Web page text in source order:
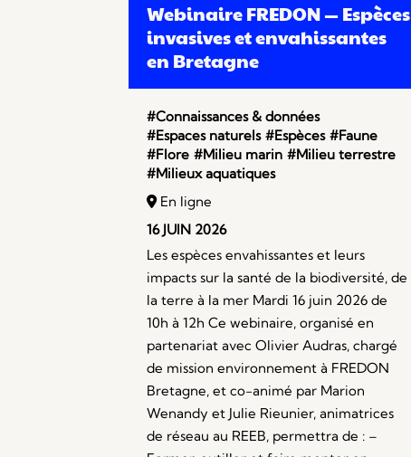
Webinaire FREDON — Espèces
invasives et envahissantes
en Bretagne
#Connaissances & données
#Espaces naturels #Espèces #Faune
#Flore #Milieu marin #Milieu terrestre
#Milieux aquatiques
En ligne
16 JUIN 2026
Les espèces envahissantes et leurs
impacts sur la santé de la biodiversité, de
la terre à la mer Mardi 16 juin 2026 de
10h à 12h Ce webinaire, organisé en
partenariat avec Olivier Audras, chargé
de mission environnement à FREDON
Bretagne, et co-animé par Marion
Wenandy et Julie Rieunier, animatrices
de réseau au REEB, permettra de : –